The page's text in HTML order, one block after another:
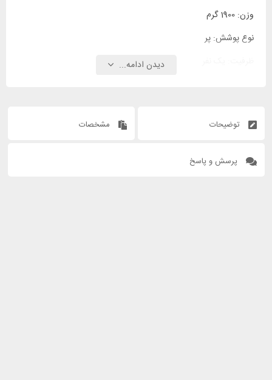
وزن: 1900 گرم
نوع پوشش: پر
دیدن ادامه...
توضیحات مشخصات
پرسش و پاسخ